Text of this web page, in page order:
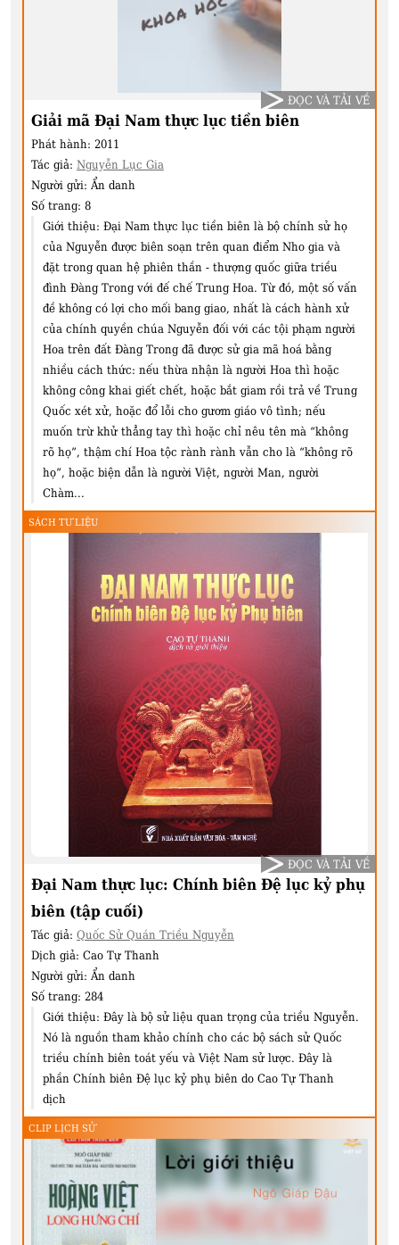
Giải mã Đại Nam thực lục tiền biên
Phát hành: 2011
Tác giả: Nguyễn Lục Gia
Người gửi: Ẩn danh
Số trang: 8
Giới thiệu: Đại Nam thực lục tiền biên là bộ chính sử họ
của Nguyễn được biên soạn trên quan điểm Nho gia và
đặt trong quan hệ phiên thần - thượng quốc giữa triều
đình Đàng Trong với đế chế Trung Hoa. Từ đó, một số vấn
đề không có lợi cho mối bang giao, nhất là cách hành xử
của chính quyền chúa Nguyễn đối với các tội phạm người
Hoa trên đất Đàng Trong đã được sử gia mã hoá bằng
nhiều cách thức: nếu thừa nhận là người Hoa thì hoặc
không công khai giết chết, hoặc bắt giam rồi trả về Trung
Quốc xét xử, hoặc đổ lỗi cho gươm giáo vô tình; nếu
muốn trừ khử thẳng tay thì hoặc chỉ nêu tên mà “không
rõ họ”, thậm chí Hoa tộc rành rành vẫn cho là “không rõ
họ”, hoặc biện dẫn là người Việt, người Man, người
Chàm...
ĐỌC VÀ TẢI VỀ
SÁCH TƯ LIỆU
Đại Nam thực lục: Chính biên Đệ lục kỷ phụ
biên (tập cuối)
Tác giả: Quốc Sử Quán Triều Nguyễn
Dịch giả: Cao Tự Thanh
Người gửi: Ẩn danh
Số trang: 284
Giới thiệu: Đây là bộ sử liệu quan trọng của triều Nguyễn.
Nó là nguồn tham khảo chính cho các bộ sách sử Quốc
triều chính biên toát yếu và Việt Nam sử lược. Đây là
phần Chính biên Đệ lục kỷ phụ biên do Cao Tự Thanh
dịch
ĐỌC VÀ TẢI VỀ
CLIP LỊCH SỬ